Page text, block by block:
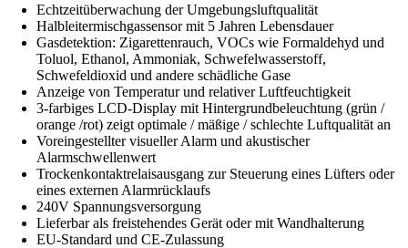
Echtzeitüberwachung der Umgebungsluftqualität
Halbleitermischgassensor mit 5 Jahren Lebensdauer
Gasdetektion: Zigarettenrauch, VOCs wie Formaldehyd und
Toluol, Ethanol, Ammoniak, Schwefelwasserstoff,
Schwefeldioxid und andere schädliche Gase
Anzeige von Temperatur und relativer Luftfeuchtigkeit
3-farbiges LCD-Display mit Hintergrundbeleuchtung (grün /
orange /rot) zeigt optimale / mäßige / schlechte Luftqualität an
Voreingestellter visueller Alarm und akustischer
Alarmschwellenwert
Trockenkontaktrelaisausgang zur Steuerung eines Lüfters oder
eines externen Alarmrücklaufs
240V Spannungsversorgung
Lieferbar als freistehendes Gerät oder mit Wandhalterung
EU-Standard und CE-Zulassung